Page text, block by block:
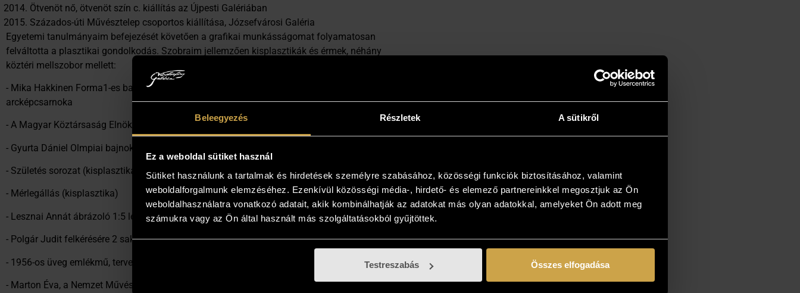
Beleegyezés Részletek A sütikről
Ez a weboldal sütiket használ
Sütiket használunk a tartalmak és hirdetések személyre szabásához, közösségi funkciók biztosításához, valamint
weboldalforgalmunk elemzéséhez. Ezenkívül közösségi média-, hirdető- és elemező partnereinkkel megosztjuk az Ön
weboldalhasználatra vonatkozó adatait, akik kombinálhatják az adatokat más olyan adatokkal, amelyeket Ön adott meg
számukra vagy az Ön által használt más szolgáltatásokból gyűjtöttek.
Testreszabás Összes elfogadása
Ötvenöt nő, ötvenöt szín c. kiállítás az Újpesti Galériában
Százados-úti Művésztelep csoportos kiállítása, Józsefvárosi Galéria
Egyetemi tanulmányaim befejezését követően a grafikai munkásságomat folyamatosan
felváltotta a plasztikai gondolkodás. Szobraim jellemzően kisplasztikák és érmek, néhány
köztéri mellszobor mellett:
- Mika Hakkinen Forma1-es bajnok mellszobra - Hungaroring Forma-1-es Bajnokainak
arcképcsarnoka
- A Magyar Köztársaság Elnökének érdemérme
- Gyurta Dániel Olmpiai bajnok úszó emlékérme Alexander Dale Oen-ről
- Születés sorozat (kisplasztikák)
- Mérlegállás (kisplasztika)
- Lesznai Annát ábrázoló 1:5 léptékű köztéri pályázati szoborterv
- Polgár Judit felkérésére 2 sakk témájú kisplasztika
- 1956-os üveg emlékmű, tervezése Kápolna
- Marton Éva, a Nemzet Művésze, Kossuth-díjas, operaénekesnő Turandot szerepében